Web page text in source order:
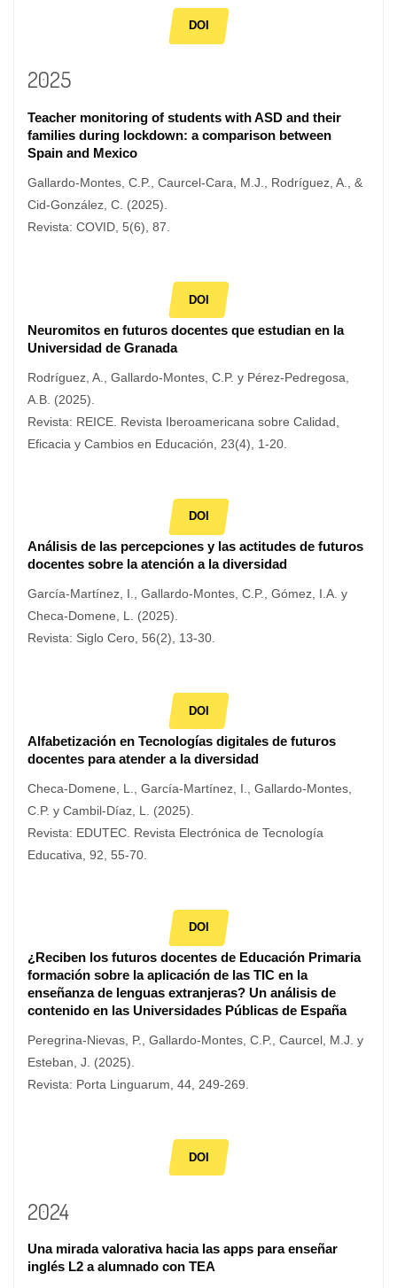
DOI
2025
Teacher monitoring of students with ASD and their
families during lockdown: a comparison between
Spain and Mexico
Gallardo-Montes, C.P., Caurcel-Cara, M.J., Rodríguez, A., &
Cid-González, C. (2025).
Revista: COVID, 5(6), 87.
DOI
Neuromitos en futuros docentes que estudian en la
Universidad de Granada
Rodríguez, A., Gallardo-Montes, C.P. y Pérez-Pedregosa,
A.B. (2025).
Revista: REICE. Revista Iberoamericana sobre Calidad,
Eficacia y Cambios en Educación, 23(4), 1-20.
DOI
Análisis de las percepciones y las actitudes de futuros
docentes sobre la atención a la diversidad
García-Martínez, I., Gallardo-Montes, C.P., Gómez, I.A. y
Checa-Domene, L. (2025).
Revista: Siglo Cero, 56(2), 13-30.
DOI
Alfabetización en Tecnologías digitales de futuros
docentes para atender a la diversidad
Checa-Domene, L., García-Martínez, I., Gallardo-Montes,
C.P. y Cambil-Díaz, L. (2025).
Revista: EDUTEC. Revista Electrónica de Tecnología
Educativa, 92, 55-70.
DOI
¿Reciben los futuros docentes de Educación Primaria
formación sobre la aplicación de las TIC en la
enseñanza de lenguas extranjeras? Un análisis de
contenido en las Universidades Públicas de España
Peregrina-Nievas, P., Gallardo-Montes, C.P., Caurcel, M.J. y
Esteban, J. (2025).
Revista: Porta Linguarum, 44, 249-269.
DOI
2024
Una mirada valorativa hacia las apps para enseñar
inglés L2 a alumnado con TEA